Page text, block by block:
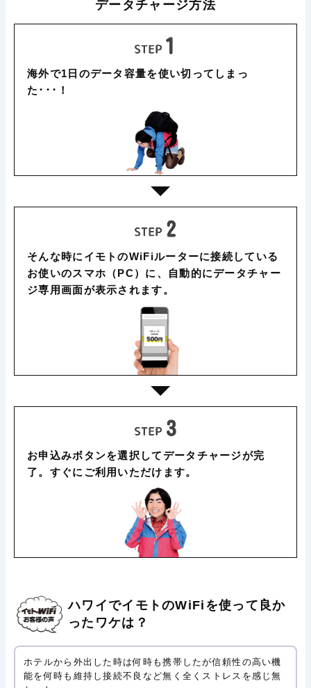
データチャージ方法
海外で1日のデータ容量を使い切ってしまっ
た･･･！
そんな時にイモトのWiFiルーターに接続している
お使いのスマホ（PC）に、自動的にデータチャー
ジ専用画面が表示されます。
お申込みボタンを選択してデータチャージが完
了。すぐにご利用いただけます。
ハワイでイモトのWiFiを使って良か
ったワケは？
ホテルから外出した時は何時も携帯したが信頼性の高い機
能を何時も維持し接続不良など無く全くストレスを感じ無